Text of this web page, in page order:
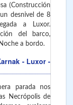
(Construcción
desnivel de 8
a Luxor.
del barco,
a bordo.
- Luxor-
parada nos
Necrópolis de